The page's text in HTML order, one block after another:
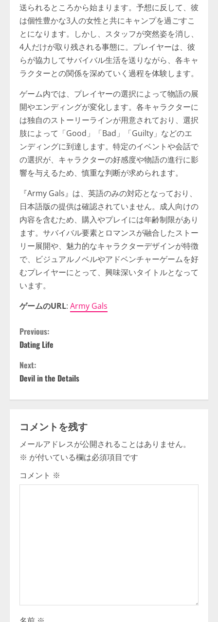
送られるところから始まります。予想に反して、彼
は個性豊かな3人の女性と共にキャンプを過ごすこ
とになります。しかし、スタッフが突然姿を消し、
4人だけが取り残される事態に。プレイヤーは、彼
らが協力してサバイバル生活を送りながら、各キャ
ラクターとの関係を深めていく過程を体験します。
ゲーム内では、プレイヤーの選択によって物語の展
開やエンディングが変化します。各キャラクターに
は独自のストーリーラインが用意されており、選択
肢によって「Good」「Bad」「Guilty」などのエ
ンディングに到達します。特定のイベントや会話で
の選択が、キャラクターの好感度や物語の進行に影
響を与えるため、慎重な判断が求められます。
『Army Gals』は、英語のみの対応となっており、
日本語版の提供は確認されていません。成人向けの
内容を含むため、購入やプレイには年齢制限があり
ます。サバイバル要素とロマンスが融合したストー
リー展開や、魅力的なキャラクターデザインが特徴
で、ビジュアルノベルやアドベンチャーゲームを好
むプレイヤーにとって、興味深いタイトルとなって
います。
ゲームのURL: Army Gals
C
o
n
t
n
u
e
n
Previous:
Dating Life
Next:
Devil in the Details
コメントを残す
メールアドレスが公開されることはありません。
※ が付いている欄は必須項目です
コメント ※